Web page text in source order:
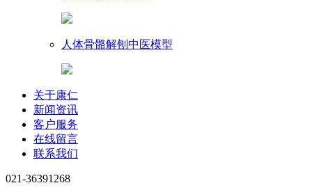
人体骨骼解刨中医模型
关于康仁
新闻资讯
客户服务
在线留言
联系我们
021-36391268